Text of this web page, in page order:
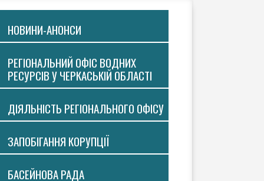
НОВИНИ-АНОНСИ
РЕГІОНАЛЬНИЙ ОФІС ВОДНИХ
РЕСУРСІВ У ЧЕРКАСЬКІЙ ОБЛАСТІ
ДІЯЛЬНІСТЬ РЕГІОНАЛЬНОГО ОФІСУ
ЗАПОБІГАННЯ КОРУПЦІЇ
БАСЕЙНОВА РАДА